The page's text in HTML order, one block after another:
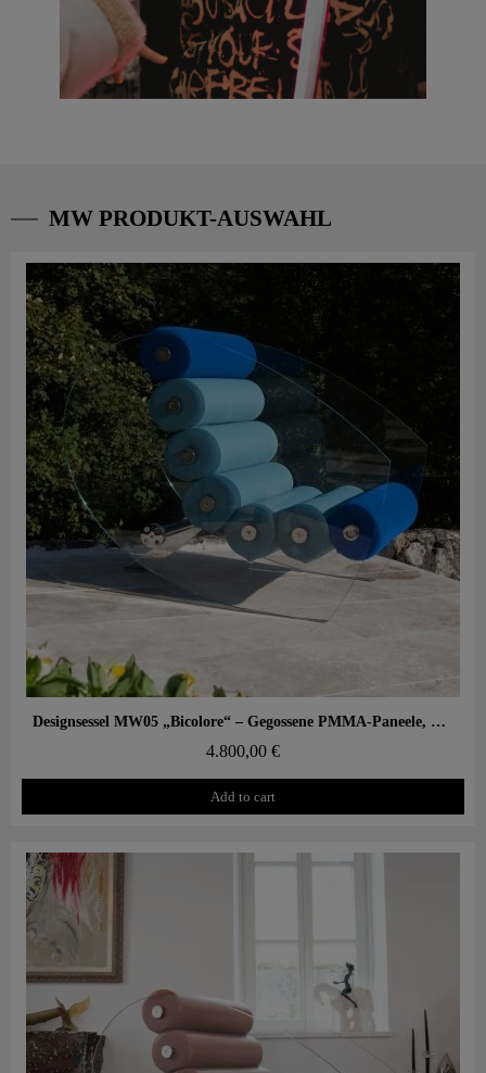
MW PRODUKT-AUSWAHL
Aperçu rapide Designsessel MW05 „Bicolore“ – Gegossene PMMA-Paneele, Sitz aus offenporigem Schaum
4.800,00 €
Add to cart